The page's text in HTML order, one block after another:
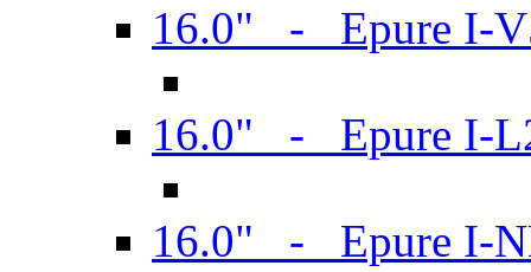
16.0" - Epure I-
16.0" - Epure I-
16.0" - Epure I-